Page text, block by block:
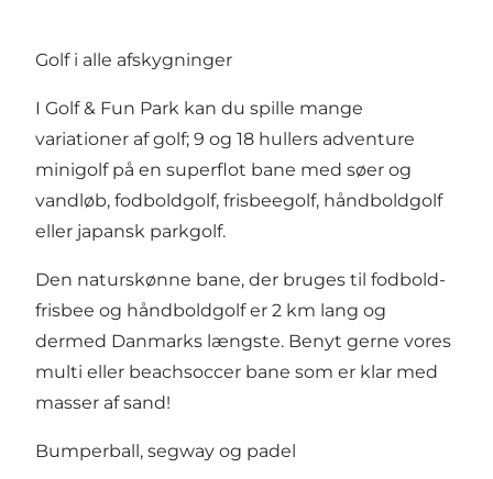
Golf i alle afskygninger
I Golf & Fun Park kan du spille mange
variationer af golf; 9 og 18 hullers adventure
minigolf på en superflot bane med søer og
vandløb, fodboldgolf, frisbeegolf, håndboldgolf
eller japansk parkgolf.
Den naturskønne bane, der bruges til fodbold-
frisbee og håndboldgolf er 2 km lang og
dermed Danmarks længste. Benyt gerne vores
multi eller beachsoccer bane som er klar med
masser af sand!
Bumperball, segway og padel